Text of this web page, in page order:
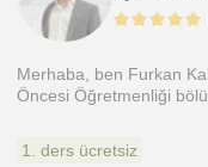
Merhaba, ben Furkan
Öncesi Öğretmenliği
1. ders ücretsiz